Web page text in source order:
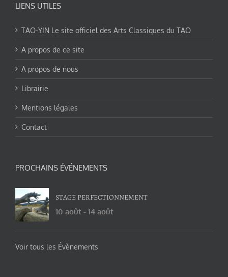
LIENS UTILES
TAO-YIN Le site officiel des Arts Classiques du TAO
A propos de ce site
A propos de nous
Librairie
Mentions légales
Contact
PROCHAINS ÉVÉNEMENTS
STAGE PERFECTIONNEMENT
10 août - 14 août
Voir tous les Évènements